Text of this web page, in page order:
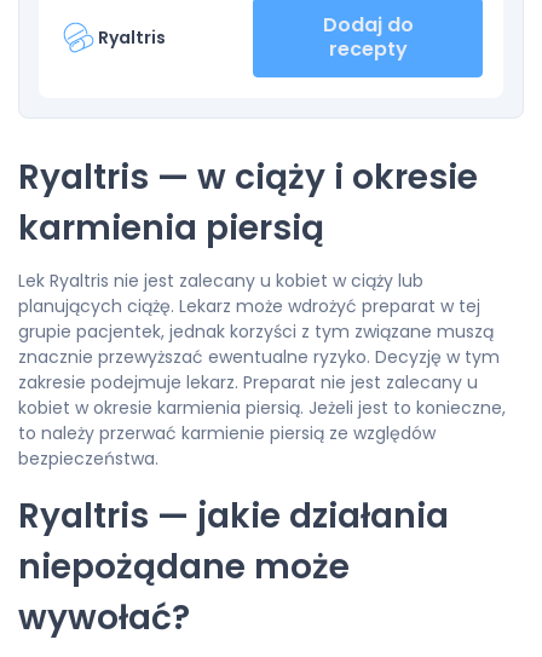
Ryaltris
Dodaj do
recepty
Ryaltris — w ciąży i okresie
karmienia piersią
Lek Ryaltris nie jest zalecany u kobiet w ciąży lub
planujących ciążę. Lekarz może wdrożyć preparat w tej
grupie pacjentek, jednak korzyści z tym związane muszą
znacznie przewyższać ewentualne ryzyko. Decyzję w tym
zakresie podejmuje lekarz. Preparat nie jest zalecany u
kobiet w okresie karmienia piersią. Jeżeli jest to konieczne,
to należy przerwać karmienie piersią ze względów
bezpieczeństwa.
Ryaltris — jakie działania
niepożądane może
wywołać?